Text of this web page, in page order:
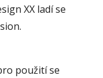
XX ladí se
použití se